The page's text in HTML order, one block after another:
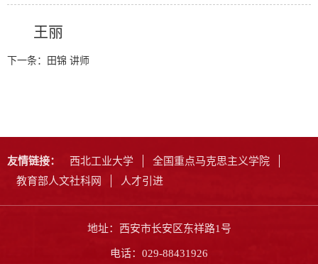
王丽
下一条： 田锦 讲师
友情链接： 西北工业大学
全国重点马克思主义学院
教育部人文社科网
人才引进
地址：西安市长安区东祥路1号
电话：029-88431926